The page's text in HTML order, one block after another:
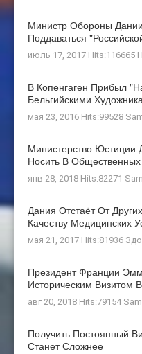
Министр Обороны
Поддаваться
июль 17, 2017 Hits:116665
В Копенгаген Прибыл
Бельгийскими
мая 23, 2016 Hits:99528
Министерство Юстиции
Носить В
янв 28, 2018 Hits:82271
Дания Отстаёт От
Качеству Медицинских
мая 21, 2017 Hits:81936
Президент Франции
Историческим Визитом
авг 20, 2018 Hits:79154
Получить Постоянный
Станет Сложнее